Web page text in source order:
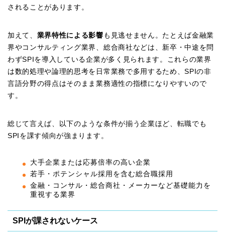
されることがあります。
加えて、 業界特性による影響 も見逃せません。たとえば金融業
界やコンサルティング業界、総合商社などは、新卒・中途を問
わずSPIを導入している企業が多く見られます。これらの業界
は数的処理や論理的思考を日常業務で多用するため、SPIの非
言語分野の得点はそのまま業務適性の指標になりやすいので
す。
総じて言えば、以下のような条件が揃う企業ほど、転職でも
SPIを課す傾向が強まります。
大手企業または応募倍率の高い企業
若手・ポテンシャル採用を含む総合職採用
金融・コンサル・総合商社・メーカーなど基礎能力を
重視する業界
SPIが課されないケース